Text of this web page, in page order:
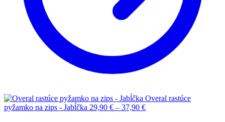
Overal rastúce
pyžamko na zips - Jabĺčka 29,90 € – 37,90 €